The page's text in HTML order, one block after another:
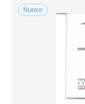
Nuovo